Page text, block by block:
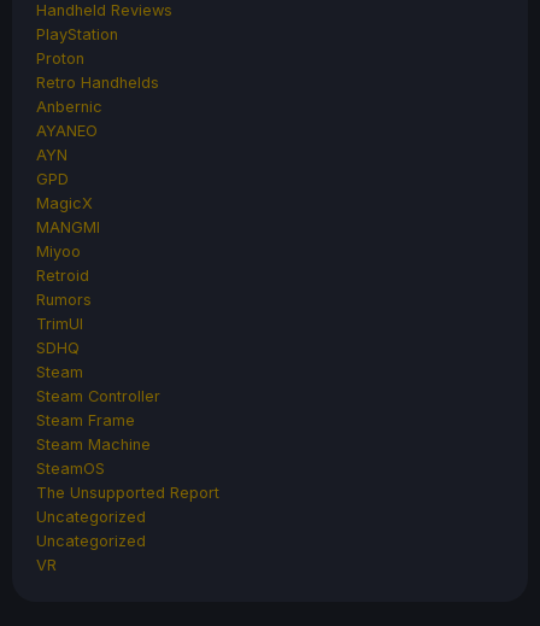
Handheld Reviews
PlayStation
Proton
Retro Handhelds
Anbernic
AYANEO
AYN
GPD
MagicX
MANGMI
Miyoo
Retroid
Rumors
TrimUI
SDHQ
Steam
Steam Controller
Steam Frame
Steam Machine
SteamOS
The Unsupported Report
Uncategorized
Uncategorized
VR